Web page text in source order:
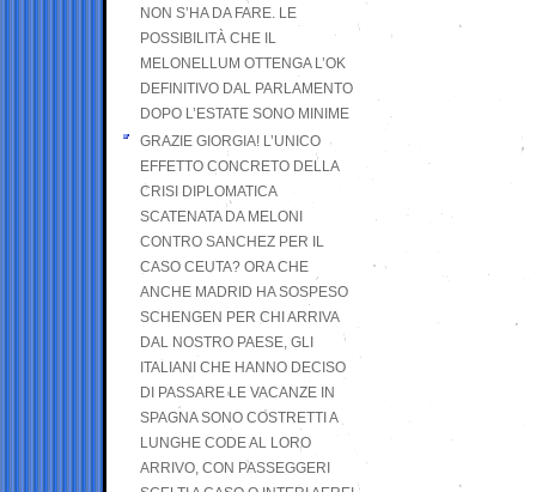
NON S’HA DA FARE. LE
POSSIBILITÀ CHE IL
MELONELLUM OTTENGA L’OK
DEFINITIVO DAL PARLAMENTO
DOPO L’ESTATE SONO MINIME
GRAZIE GIORGIA! L’UNICO
EFFETTO CONCRETO DELLA
CRISI DIPLOMATICA
SCATENATA DA MELONI
CONTRO SANCHEZ PER IL
CASO CEUTA? ORA CHE
ANCHE MADRID HA SOSPESO
SCHENGEN PER CHI ARRIVA
DAL NOSTRO PAESE, GLI
ITALIANI CHE HANNO DECISO
DI PASSARE LE VACANZE IN
SPAGNA SONO COSTRETTI A
LUNGHE CODE AL LORO
ARRIVO, CON PASSEGGERI